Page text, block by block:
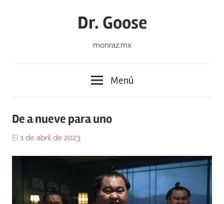
Dr. Goose
monraz.mx
Menú
De a nueve para uno
El 1 de abril de 2023
poesía